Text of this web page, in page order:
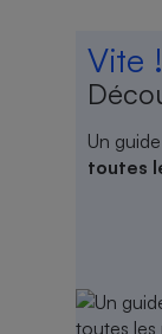
Vite !
Un
toutes